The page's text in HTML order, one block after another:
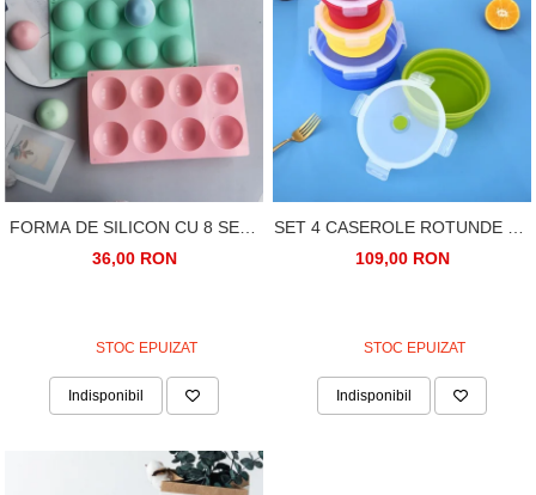
FORMA DE SILICON CU 8 SEMI
SFERE, CAVITATI, PENTRU
36,00 RON
STOC EPUIZAT
Indisponibil
SET 4 CASEROLE ROTUNDE DE
SILICON PLIABILE PENTRU
109,00 RON
STOC EPUIZAT
Indisponibil